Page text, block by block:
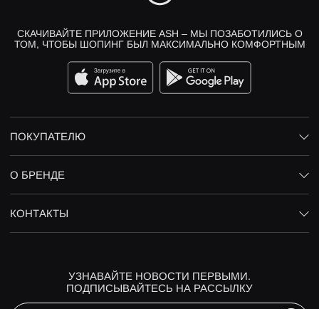
СКАЧИВАЙТЕ ПРИЛОЖЕНИЕ ASH – МЫ ПОЗАБОТИЛИСЬ О
ТОМ, ЧТОБЫ ШОПИНГ БЫЛ МАКСИМАЛЬНО КОМФОРТНЫМ
ПОКУПАТЕЛЮ
О БРЕНДЕ
КОНТАКТЫ
УЗНАВАЙТЕ НОВОСТИ ПЕРВЫМИ.
ПОДПИСЫВАЙТЕСЬ НА РАССЫЛКУ